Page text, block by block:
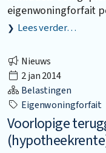
eigenwoningforfait
Lees verder…
Nieuws
2 jan 2014
Belastingen
Eigenwoningforfait
Voorlopige